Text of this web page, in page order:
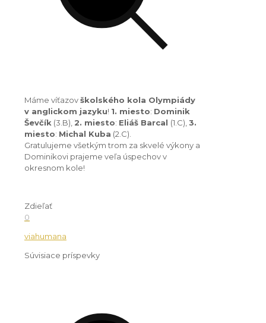
Máme víťazovškolského kola Olympiády
v anglickom jazyku! 1. miesto: Dominik
Ševčík (3.B), 2. miesto: Eliáš Barcal (1.C), 3.
miesto: Michal Kuba (2.C).
Gratulujeme všetkým trom za skvelé výkony a
Dominikovi prajeme veľa úspechov v
okresnom kole!
Zdieľať
0
viahumana
Súvisiace príspevky